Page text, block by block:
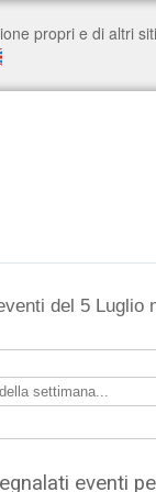
del 5 Luglio
eventi